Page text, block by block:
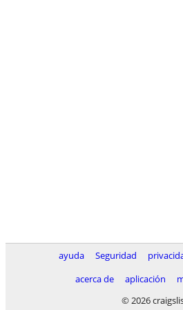
ayuda Seguridad
acerca de
aplicación
© 2026